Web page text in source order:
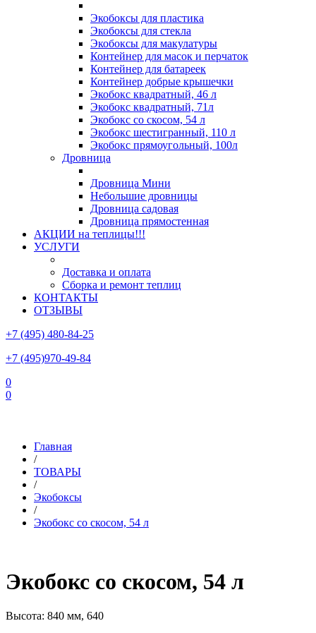
Экобоксы для пластика
Экобоксы для стекла
Экобоксы для макулатуры
Контейнер для масок и перчаток
Контейнер для батареек
Контейнер добрые крышечки
Экобокс квадратный, 46 л
Экобокс квадратный, 71л
Экобокс со скосом, 54 л
Экобокс шестигранный, 110 л
Экобокс прямоугольный, 100л
Дровница
Дровница Мини
Небольшие дровницы
Дровница садовая
Дровница прямостенная
АКЦИИ на теплицы!!!
УСЛУГИ
Доставка и оплата
Сборка и ремонт теплиц
КОНТАКТЫ
ОТЗЫВЫ
+7 (495) 480-84-25
+7 (495)970-49-84
0
0
Главная
/
ТОВАРЫ
/
Экобоксы
/
Экобокс со скосом, 54 л
Экобокс со скосом, 54 л
Высота: 840 мм, 640